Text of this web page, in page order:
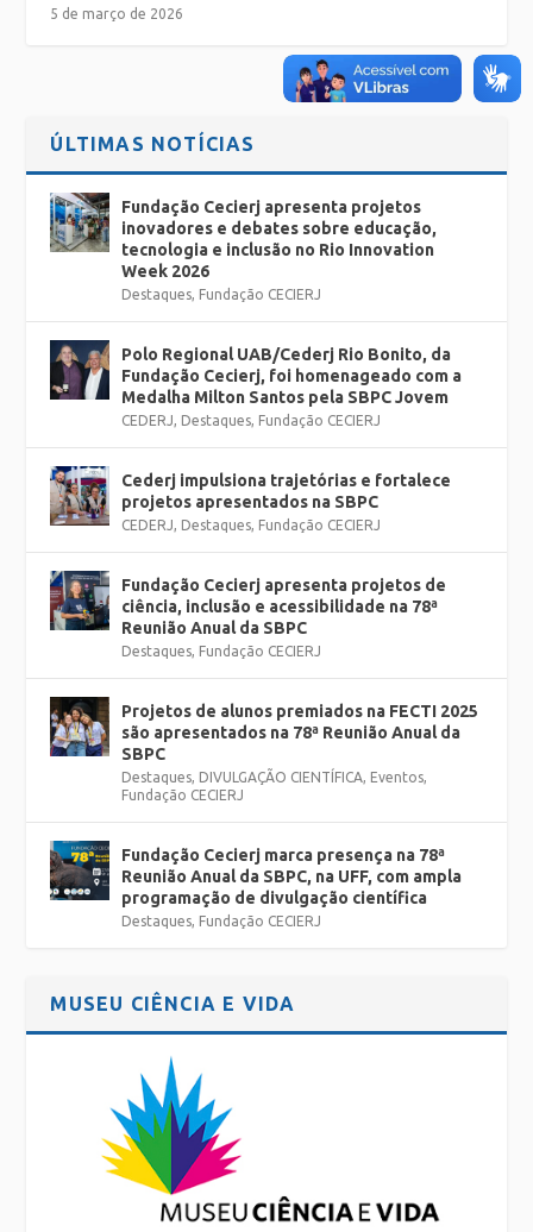
5 de março de 2026
ÚLTIMAS NOTÍCIAS
Fundação Cecierj apresenta projetos
inovadores e debates sobre educação,
tecnologia e inclusão no Rio Innovation
Week 2026
Destaques, Fundação CECIERJ
Polo Regional UAB/Cederj Rio Bonito, da
Fundação Cecierj, foi homenageado com a
Medalha Milton Santos pela SBPC Jovem
CEDERJ, Destaques, Fundação CECIERJ
Cederj impulsiona trajetórias e fortalece
projetos apresentados na SBPC
CEDERJ, Destaques, Fundação CECIERJ
Fundação Cecierj apresenta projetos de
ciência, inclusão e acessibilidade na 78ª
Reunião Anual da SBPC
Destaques, Fundação CECIERJ
Projetos de alunos premiados na FECTI 2025
são apresentados na 78ª Reunião Anual da
SBPC
Destaques, DIVULGAÇÃO CIENTÍFICA, Eventos,
Fundação CECIERJ
Fundação Cecierj marca presença na 78ª
Reunião Anual da SBPC, na UFF, com ampla
programação de divulgação científica
Destaques, Fundação CECIERJ
MUSEU CIÊNCIA E VIDA